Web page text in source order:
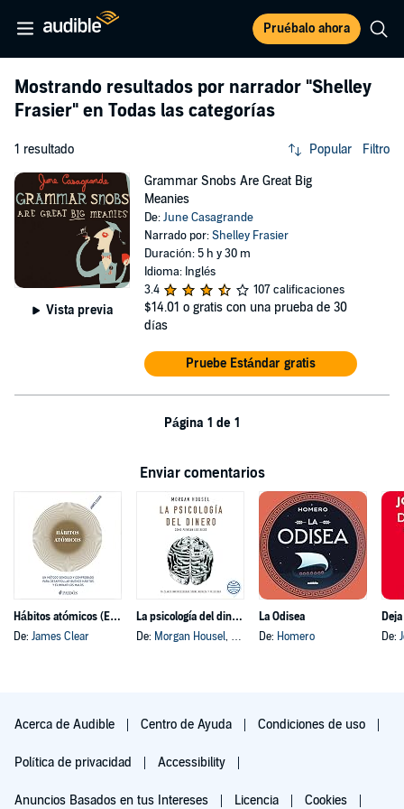
Pruébalo ahora
Mostrando resultados por narrador "Shelley
Frasier" en Todas las categorías
1 resultado Popular Filtro
Vista previa
Grammar Snobs Are Great Big
Meanies
De:June Casagrande
Narrado por:Shelley Frasier
Duración: 5 h y 30 m
Idioma: Inglés
3.4
107 calificaciones
$14.01 o gratis con una prueba de 30
días
Pruebe Estándar gratis
Página 1 de 1
Enviar comentarios
Hábitos atómicos (Español neutro)
De: James Clear
La psicología del dinero
De: Morgan Housel, y otros
La Odisea
De: Homero
De:
Acerca de Audible Centro de Ayuda Condiciones de uso
Política de privacidad Accessibility
Anuncios Basados en tus Intereses Licencia Cookies